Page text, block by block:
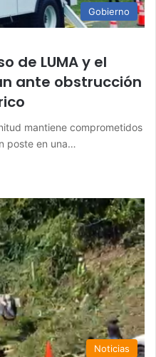
Gobierno
de LUMA y el
ante obstrucción
mantiene comprometidos
poste en una…
Noticias